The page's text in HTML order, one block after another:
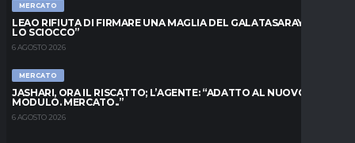
MERCATO
LEAO RIFIUTA DI FIRMARE UNA MAGLIA DEL GALATASARAY: “FAI
LO SCIOCCO”
6 AGOSTO 2026
MERCATO
JASHARI, ORA IL RISCATTO; L’AGENTE: “ADATTO AL NUOVO
MODULO. MERCATO..”
6 AGOSTO 2026